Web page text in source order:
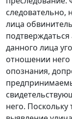
следовательно,
лица
данного лица
отношении него
опознания,
него. Поскольку